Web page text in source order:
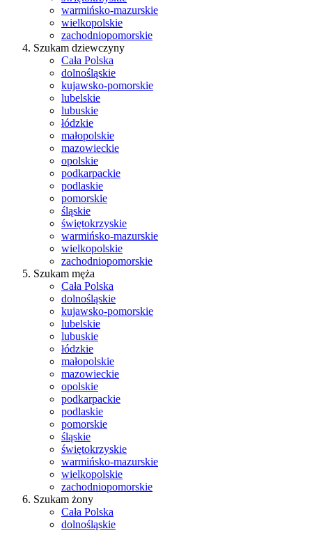
warmińsko-mazurskie
wielkopolskie
zachodniopomorskie
Szukam dziewczyny
Cała Polska
dolnośląskie
kujawsko-pomorskie
lubelskie
lubuskie
łódzkie
małopolskie
mazowieckie
opolskie
podkarpackie
podlaskie
pomorskie
śląskie
świętokrzyskie
warmińsko-mazurskie
wielkopolskie
zachodniopomorskie
Szukam męża
Cała Polska
dolnośląskie
kujawsko-pomorskie
lubelskie
lubuskie
łódzkie
małopolskie
mazowieckie
opolskie
podkarpackie
podlaskie
pomorskie
śląskie
świętokrzyskie
warmińsko-mazurskie
wielkopolskie
zachodniopomorskie
Szukam żony
Cała Polska
dolnośląskie